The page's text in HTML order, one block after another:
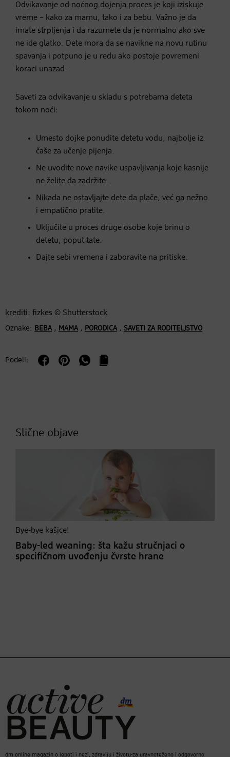
Odvikavanje od noćnog dojenja proces je koji iziskuje
vreme – kako za mamu, tako i za bebu. Važno je da
imate strpljenja i da razumete da je normalno ako sve
ne ide glatko. Dete mora da se navikne na novu rutinu
spavanja i potpuno je u redu ako postoje povremeni
koraci unazad.
Saveti za odvikavanje u skladu s potrebama deteta
tokom noći:
Umesto dojke ponudite detetu vodu, najbolje iz
čaše za učenje pijenja.
Ne uvodite nove navike uspavljivanja koje kasnije
ne želite da zadržite.
Nikada ne ostavljajte dete da plače, već ga nežno
i empatično pratite.
Uključite u proces druge osobe koje brinu o
detetu, poput tate.
Dajte sebi vremena i zaboravite na pritiske.
krediti: fizkes © Shutterstock
Oznake: BEBA, MAMA, PORODICA, SAVETI ZA RODITELJSTVO
Podeli:
Slične objave
Bye-bye kašice!
Baby-led weaning: šta kažu stručnjaci o
specifičnom uvođenju čvrste hrane
dm online magazin o lepoti i nezi, zdravlju i životu-za uravnoteženo i odgovorno